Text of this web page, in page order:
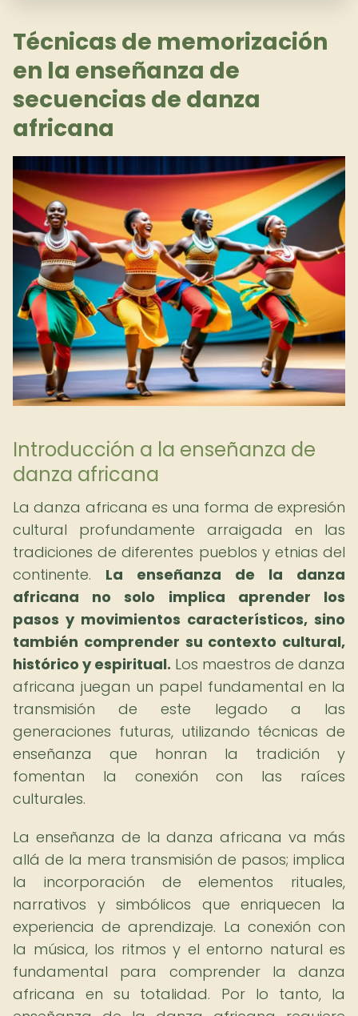
Técnicas de memorización
en la enseñanza de
secuencias de danza
africana
Introducción a la enseñanza de
danza africana
La danza africana es una forma de expresión
cultural profundamente arraigada en las
tradiciones de diferentes pueblos y etnias del
continente. La enseñanza de la danza
africana no solo implica aprender los
pasos y movimientos característicos, sino
también comprender su contexto cultural,
histórico y espiritual. Los maestros de danza
africana juegan un papel fundamental en la
transmisión de este legado a las
generaciones futuras, utilizando técnicas de
enseñanza que honran la tradición y
fomentan la conexión con las raíces
culturales.
La enseñanza de la danza africana va más
allá de la mera transmisión de pasos; implica
la incorporación de elementos rituales,
narrativos y simbólicos que enriquecen la
experiencia de aprendizaje. La conexión con
la música, los ritmos y el entorno natural es
fundamental para comprender la danza
africana en su totalidad. Por lo tanto, la